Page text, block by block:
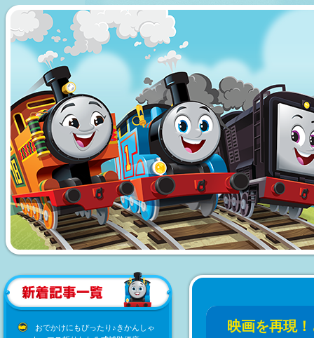
おでかけにもぴったり♪きかんしゃ
映画を再現